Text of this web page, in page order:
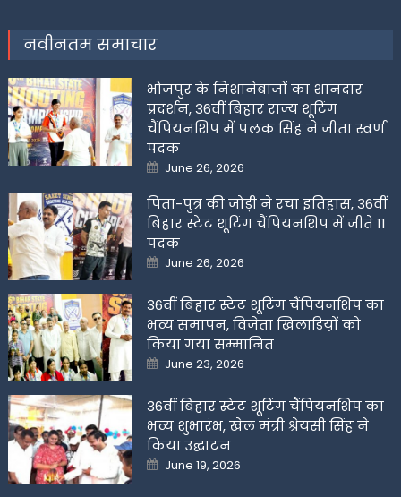
नवीनतम समाचार
भोजपुर के निशानेबाजों का शानदार
प्रदर्शन, 36वीं बिहार राज्य शूटिंग
चैंपियनशिप में पलक सिंह ने जीता स्वर्ण
पदक
Posted
on
June 26, 2026
पिता-पुत्र की जोड़ी ने रचा इतिहास, 36वीं
बिहार स्टेट शूटिंग चैंपियनशिप में जीते 11
पदक
Posted
on
June 26, 2026
36वीं बिहार स्टेट शूटिंग चैंपियनशिप का
भव्य समापन, विजेता खिलाडिय़ों को
किया गया सम्मानित
Posted
on
June 23, 2026
36वीं बिहार स्टेट शूटिंग चैंपियनशिप का
भव्य शुभारंभ, खेल मंत्री श्रेयसी सिंह ने
किया उद्घाटन
Posted
on
June 19, 2026